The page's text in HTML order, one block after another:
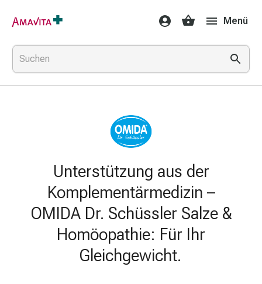
Medikamente
&
Behandlung
Hautverletzung
&
Wundheilung
Fingerverband
Gaze
Kompressionsbinde
Pflaster
Pflasterbinde,
&
Zubehör
Menü
Unterstützung aus der
Komplementärmedizin –
OMIDA Dr. Schüssler Salze &
Homöopathie: Für Ihr
Gleichgewicht.